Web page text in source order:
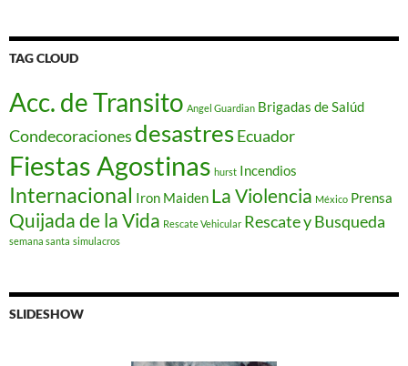
TAG CLOUD
Acc. de Transito Angel Guardian Brigadas de Salúd
Condecoraciones desastresEcuador
Fiestas Agostinas hurst Incendios
Internacional Iron Maiden La Violencia México Prensa
Quijada de la Vida Rescate Vehicular Rescate y Busqueda
semana santa simulacros
SLIDESHOW